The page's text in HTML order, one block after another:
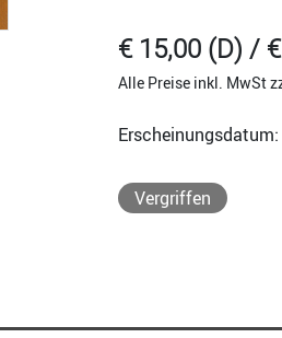
€ 15,00 (D) /
Alle Preise inkl. MwSt
Vergriffen